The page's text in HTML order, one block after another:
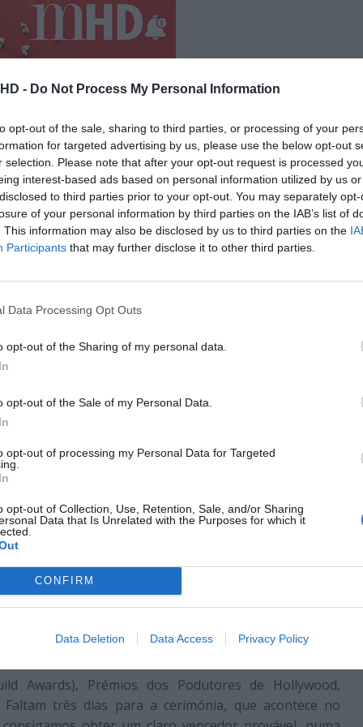
- Do Not Process My Personal Information
opt-out of the sale, sharing to third parties, or processing of your
for targeted advertising by us, please use the below opt-out
selection. Please note that after your opt-out request is processed
interest-based ads based on personal information utilized by us
to third parties prior to your opt-out. You may separately
of your personal information by third parties on the IAB’s list of
This information may also be disclosed by us to third parties on the
Participants that may further disclose it to other third parties.
Data Processing Opt Outs
opt-out of the Sharing of my personal data.
opt-out of the Sale of my Personal Data.
opt-out of processing my Personal Data for Targeted
opt-out of Collection, Use, Retention, Sale, and/or Sharing
Data that Is Unrelated with the Purposes for which it
CONFIRM
Data Deletion Data Access Privacy Policy
ter vencido nos Globos de Ouro e“Era Uma Vez em
os elementos auto-referenciais sobre Hollywood
a apostar em Martin Scorsese e no seu “Irlandês”,
se imponha fortemente. Por outro lado, “Parasitas”
Awards), Prémios dos Podutores de Hollywood,
três dias para a cerimónia, que acontece no